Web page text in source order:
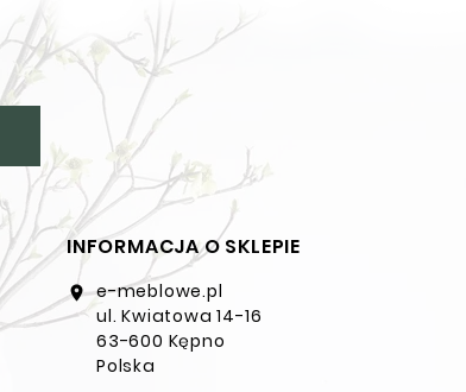
INFORMACJA O SKLEPIE
location_on e-meblowe.pl
ul. Kwiatowa 14-16
63-600 Kępno
Polska